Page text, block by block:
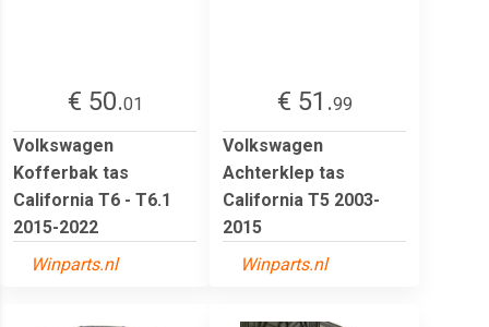
€ 50.01
Volkswagen
Kofferbak tas
California T6 - T6.1
2015-2022
Winparts.nl
€ 51.99
Volkswagen
Achterklep tas
California T5 2003-
2015
Winparts.nl